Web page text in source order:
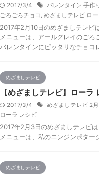
2017/3/4 バレンタイン 手作り
ごろごろチョコ , めざましテレビ ロ
2017年2月10日のめざましテレビ
メニューは、アールグレイのごろ
バレンタインにピッタリなチョコ
めざましテレビ
【めざましテレビ】ロー
2017/3/4 めざましテレビ 2
ローラ レシピ
2017年2月3日のめざましテレビ
メニューは、私のニンジンポター
めざましテレビ